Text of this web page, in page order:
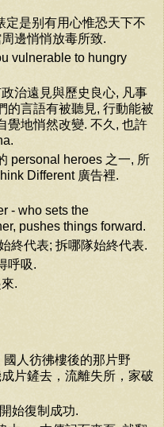
定是别有用心惟恐天下不
邊悄悄放毒所致.
vulnerable to hungry
治遠見與歷史良心, 凡事
的言語有被聽見, 行動能被
覺地悄然改變. 不久, 也許
personal heroes 之一, 所
Different 廣告裡.
- who sets the
pushes things forward.
終代表; 拆哪隊始終代表.
呼吸.
.
人彷彿樓後的那片野
片鏟去，流離失所，家破
始復制成功.